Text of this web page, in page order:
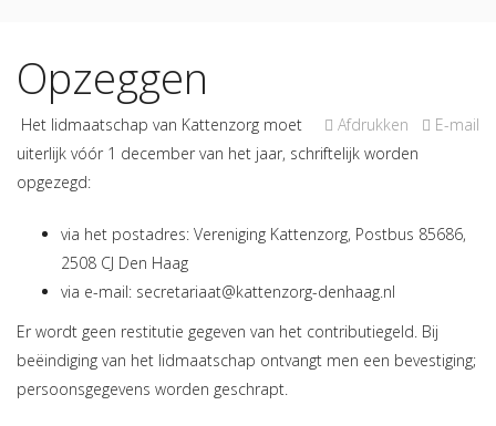
Opzeggen
Afdrukken E-mail
Het lidmaatschap van Kattenzorg moet
uiterlijk vóór 1 december van het jaar, schriftelijk worden
opgezegd:
via het postadres: Vereniging Kattenzorg, Postbus 85686,
2508 CJ Den Haag
via e-mail: secretariaat@kattenzorg-denhaag.nl
Er wordt geen restitutie gegeven van het contributiegeld. Bij
beëindiging van het lidmaatschap ontvangt men een bevestiging;
persoonsgegevens worden geschrapt.
Vereniging Kattenzorg
Postbus 85686
2508 CJ Den Haag